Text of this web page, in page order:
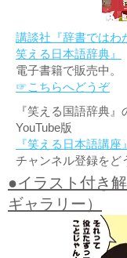
講談社『辞書では
笑える日本語辞典』
電子書籍で販売中。
☞こちらへどうぞ
『笑える国語辞典
YouTube版
『笑える日本語講座』
チャンネル登録をど
●イラスト付き
ギャラリー）